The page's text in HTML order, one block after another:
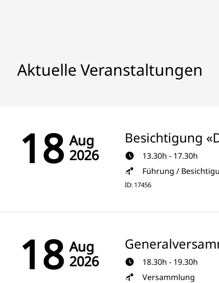
Aktuelle Veranstaltungen
18 Aug
2026
Besichtigung
13.30h - 17.30h
Führung /
ID: 17456
18 Aug
2026
18.30h - 19.30h
Versammlung